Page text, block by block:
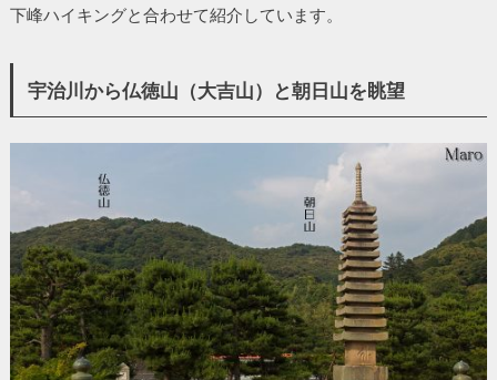
下峰ハイキングと合わせて紹介しています。
宇治川から仏徳山（大吉山）と朝日山を眺望